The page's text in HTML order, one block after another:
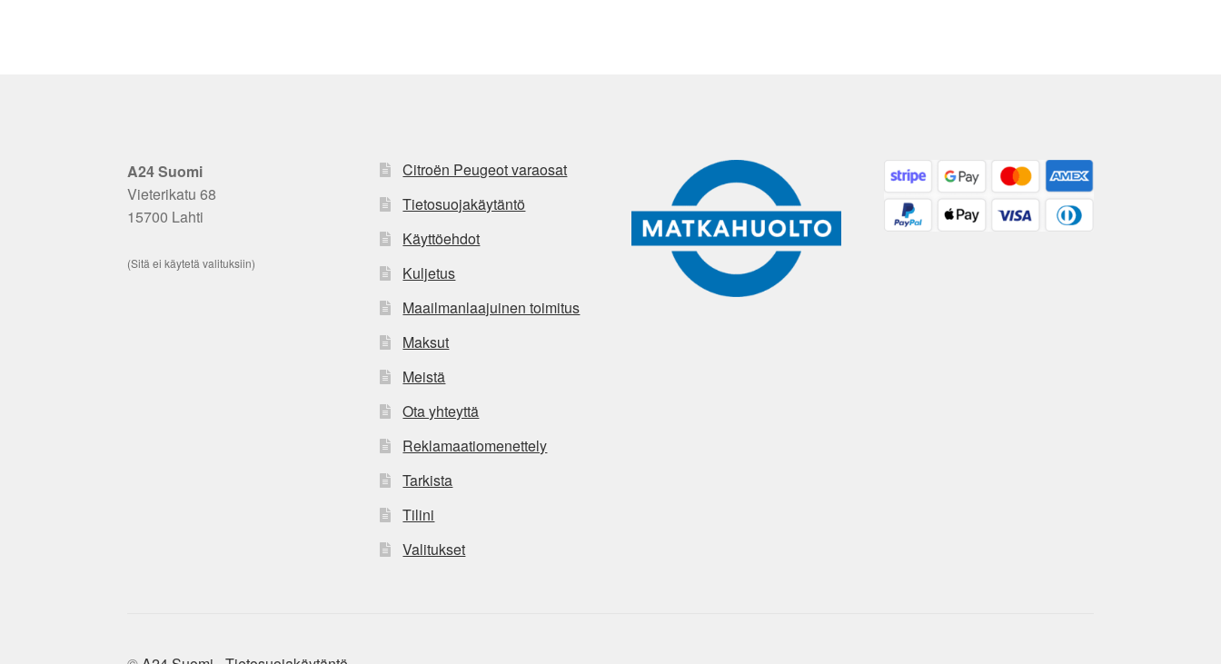
A24 Suomi
Vieterikatu 68
15700 Lahti
(Sitä ei käytetä valituksiin)
Citroën Peugeot varaosat
Tietosuojakäytäntö
Käyttöehdot
Kuljetus
Maailmanlaajuinen toimitus
Maksut
Meistä
Ota yhteyttä
Reklamaatiomenettely
Tarkista
Tilini
Valitukset